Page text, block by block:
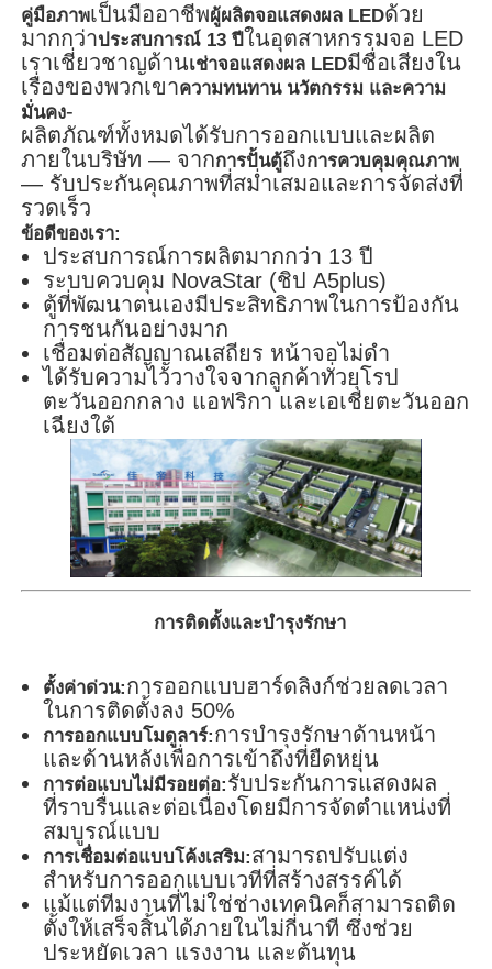
คู่มือภาพเป็นมืออาชีพผู้ผลิตจอแสดงผล LEDด้วย
มากกว่าประสบการณ์ 13 ปีในอุตสาหกรรมจอ LED
เราเชี่ยวชาญด้านเช่าจอแสดงผล LEDมีชื่อเสียงใน
เรื่องของพวกเขาความทนทาน นวัตกรรม และความ
มั่นคง-
ผลิตภัณฑ์ทั้งหมดได้รับการออกแบบและผลิต
ภายในบริษัท — จากการปั้นตู้ถึงการควบคุมคุณภาพ
— รับประกันคุณภาพที่สม่ำเสมอและการจัดส่งที่
รวดเร็ว
ข้อดีของเรา:
ประสบการณ์การผลิตมากกว่า 13 ปี
ระบบควบคุม NovaStar (ชิป A5plus)
ตู้ที่พัฒนาตนเองมีประสิทธิภาพในการป้องกัน
การชนกันอย่างมาก
เชื่อมต่อสัญญาณเสถียร หน้าจอไม่ดำ
ได้รับความไว้วางใจจากลูกค้าทั่วยุโรป
ตะวันออกกลาง แอฟริกา และเอเชียตะวันออก
เฉียงใต้
การติดตั้งและบำรุงรักษา
ตั้งค่าด่วน:การออกแบบฮาร์ดลิงก์ช่วยลดเวลา
ในการติดตั้งลง 50%
การออกแบบโมดูลาร์:การบำรุงรักษาด้านหน้า
และด้านหลังเพื่อการเข้าถึงที่ยืดหยุ่น
การต่อแบบไม่มีรอยต่อ:รับประกันการแสดงผล
ที่ราบรื่นและต่อเนื่องโดยมีการจัดตำแหน่งที่
สมบูรณ์แบบ
การเชื่อมต่อแบบโค้งเสริม:สามารถปรับแต่ง
สำหรับการออกแบบเวทีที่สร้างสรรค์ได้
แม้แต่ทีมงานที่ไม่ใช่ช่างเทคนิคก็สามารถติด
ตั้งให้เสร็จสิ้นได้ภายในไม่กี่นาที ซึ่งช่วย
ประหยัดเวลา แรงงาน และต้นทุน